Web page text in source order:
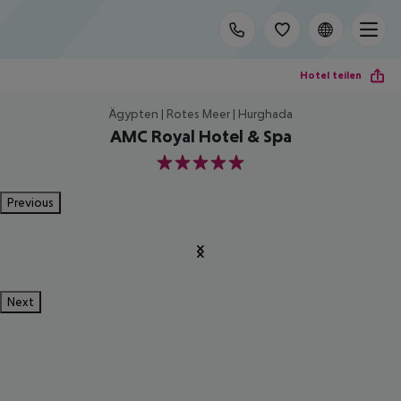
Hotel teilen
Ägypten | Rotes Meer | Hurghada
AMC Royal Hotel & Spa
5
Previous
Next